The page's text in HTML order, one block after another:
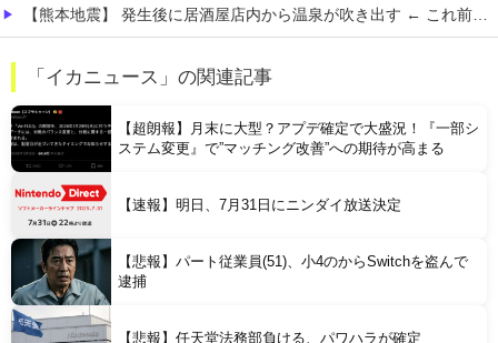
【熊本地震】 発生後に居酒屋店内から温泉が吹き出す ← これ前触れじゃね？
【画像】 ヘソ出しJKさん、股間の方まで見えてしまうｗｗｗｗｗｗｗｗｗ
Powered by livedoor 相互RSS
「イカニュース」の関連記事
【超朗報】月末に大型？アプデ確定で大盛況！『一部シ
ステム変更』で”マッチング改善”への期待が高まる
【速報】明日、7月31日にニンダイ放送決定
【悲報】パート従業員(51)、小4のからSwitchを盗んで
逮捕
【悲報】任天堂法務部負ける、パワハラが確定